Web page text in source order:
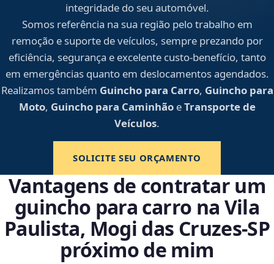
integridade do seu automóvel.
Somos referência na sua região pelo trabalho em
remoção e suporte de veículos, sempre prezando por
eficiência, segurança e excelente custo-benefício, tanto
em emergências quanto em deslocamentos agendados.
Realizamos também Guincho para Carro, Guincho para
Moto, Guincho para CaminhãoeTransporte de
Veículos.
SOLICITE SEU ORÇAMENTO
Vantagens de contratar um
guincho para carro na Vila
Paulista, Mogi das Cruzes‑SP
próximo de mim